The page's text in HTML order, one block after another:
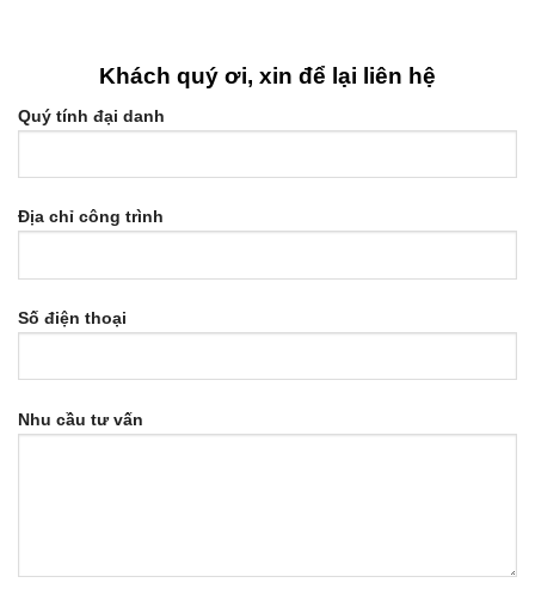
Khách quý ơi, xin để lại liên hệ
Quý tính đại danh
Địa chỉ công trình
Số điện thoại
Nhu cầu tư vấn